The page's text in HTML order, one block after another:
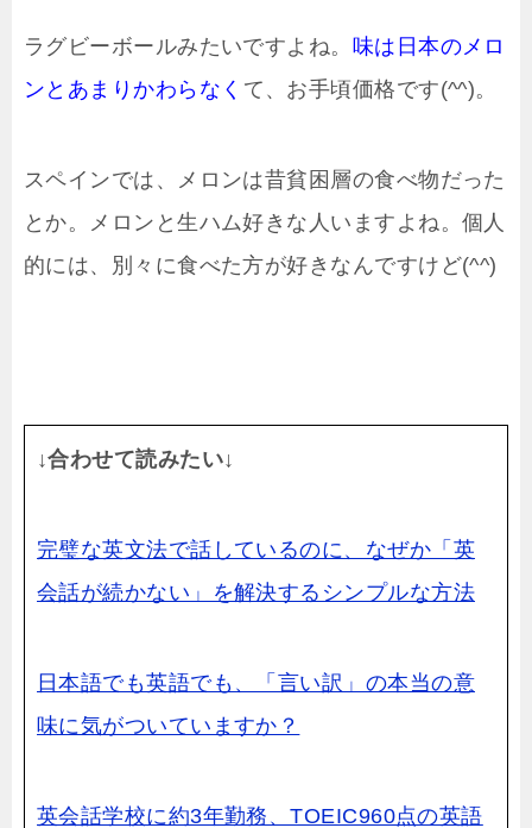
ラグビーボールみたいですよね。 味は日本のメロ
ンとあまりかわらなく て、お手頃価格です(^^)。
スペインでは、メロンは昔貧困層の食べ物だった
とか。メロンと生ハム好きな人いますよね。個人
的には、別々に食べた方が好きなんですけど(^^)
↓合わせて読みたい↓
完璧な英文法で話しているのに、なぜか「英
会話が続かない」を解決するシンプルな方法
日本語でも英語でも、「言い訳」の本当の意
味に気がついていますか？
英会話学校に約3年勤務、TOEIC960点の英語